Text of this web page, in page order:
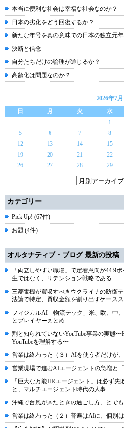
本当に便利な社会は幸福な社会なのか？
日本の劣化をどう回復するか？
新たな年号を真の意味での日本の独立元年
決断と信念
自分たちだけの論理が通じるか？
高齢化は問題なのか？
2026年7月
日
月 火 水
1
5
6 7 8
12
13 14 15
19
20 21 22
26
27 28 29
カテゴリー
Pick Up! (67件)
お題 (4件)
オルタナティブ・ブログ 最新の投稿
「両立しやすい職場」で定着意向が44.9
生ではなく、リテンション戦略である
三菱電機が買収すべきウクライナの防衛
法論で特定、買収金額を割り出すケースス
フィジカルAI「物流テック」米、欧、中
とプレイヤーまとめ
割と知られていないYouTube事業の実態
YouTubeを理解する〜
営業は終わった（３）AIを使う者だけが
営業現場で進むAIエージェントの急増と
「巨大な万能HRエージェント」は必ず失
と、マルチエージェント時代の人事
沖縄で台風が来たときの過ごし方、とで
営業は終わった（２）普遍はAIに、個別